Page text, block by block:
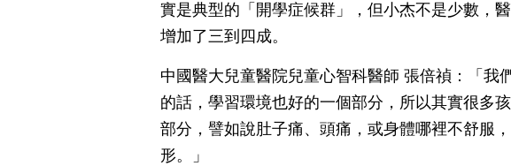
實是典型的「開學症候群」，但小杰不是少數，
增加了三到四成。
中國醫大兒童醫院兒童心智科醫師 張倍禎：「我
的話，學習環境也好的一個部分，所以其實很多
部分，譬如說肚子痛、頭痛，或身體哪裡不舒服
形。」